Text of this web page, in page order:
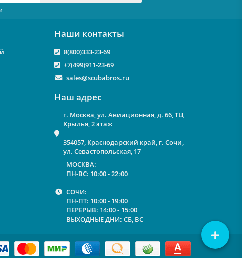
Наши контакты
8(800)333-23-69
+7(499)911-23-69
sales@scubabros.ru
Наш адрес
г. Москва, ул. Авиационная, д. 66, ТЦ
Крылья, 2 этаж
354057, Краснодарский край, г. Сочи,
ул. Севастопольская, 17
МОСКВА:
ПН-ВС: 10:00 - 22:00
СОЧИ:
ПН-ПТ: 10:00 - 19:00
ПЕРЕРЫВ: 14:00 - 15:00
ВЫХОДНЫЕ ДНИ: СБ, ВС